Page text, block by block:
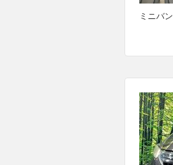
ミニバン